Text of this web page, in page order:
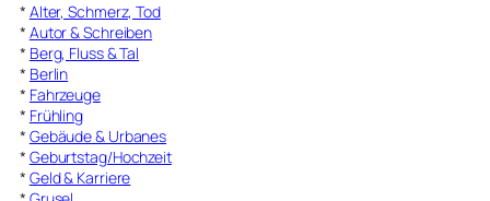
* Alter, Schmerz, Tod
* Autor & Schreiben
* Berg, Fluss & Tal
* Berlin
* Fahrzeuge
* Frühling
* Gebäude & Urbanes
* Geburtstag/Hochzeit
* Geld & Karriere